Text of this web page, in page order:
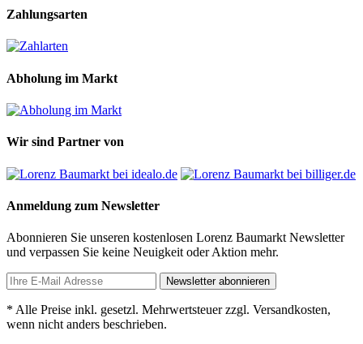
Zahlungsarten
Abholung im Markt
Wir sind Partner von
Anmeldung zum Newsletter
Abonnieren Sie unseren kostenlosen Lorenz Baumarkt Newsletter
und verpassen Sie keine Neuigkeit oder Aktion mehr.
Newsletter abonnieren
* Alle Preise inkl. gesetzl. Mehrwertsteuer zzgl. Versandkosten,
wenn nicht anders beschrieben.